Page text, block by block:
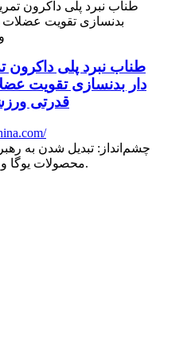
طناب نبرد پلی
دار بدنسازی تقویت
قدرتی
چشم‌انداز: تبدیل شدن به
محصولات یوگا و تناسب اندام در ۳ تا ۵ سال آینده.